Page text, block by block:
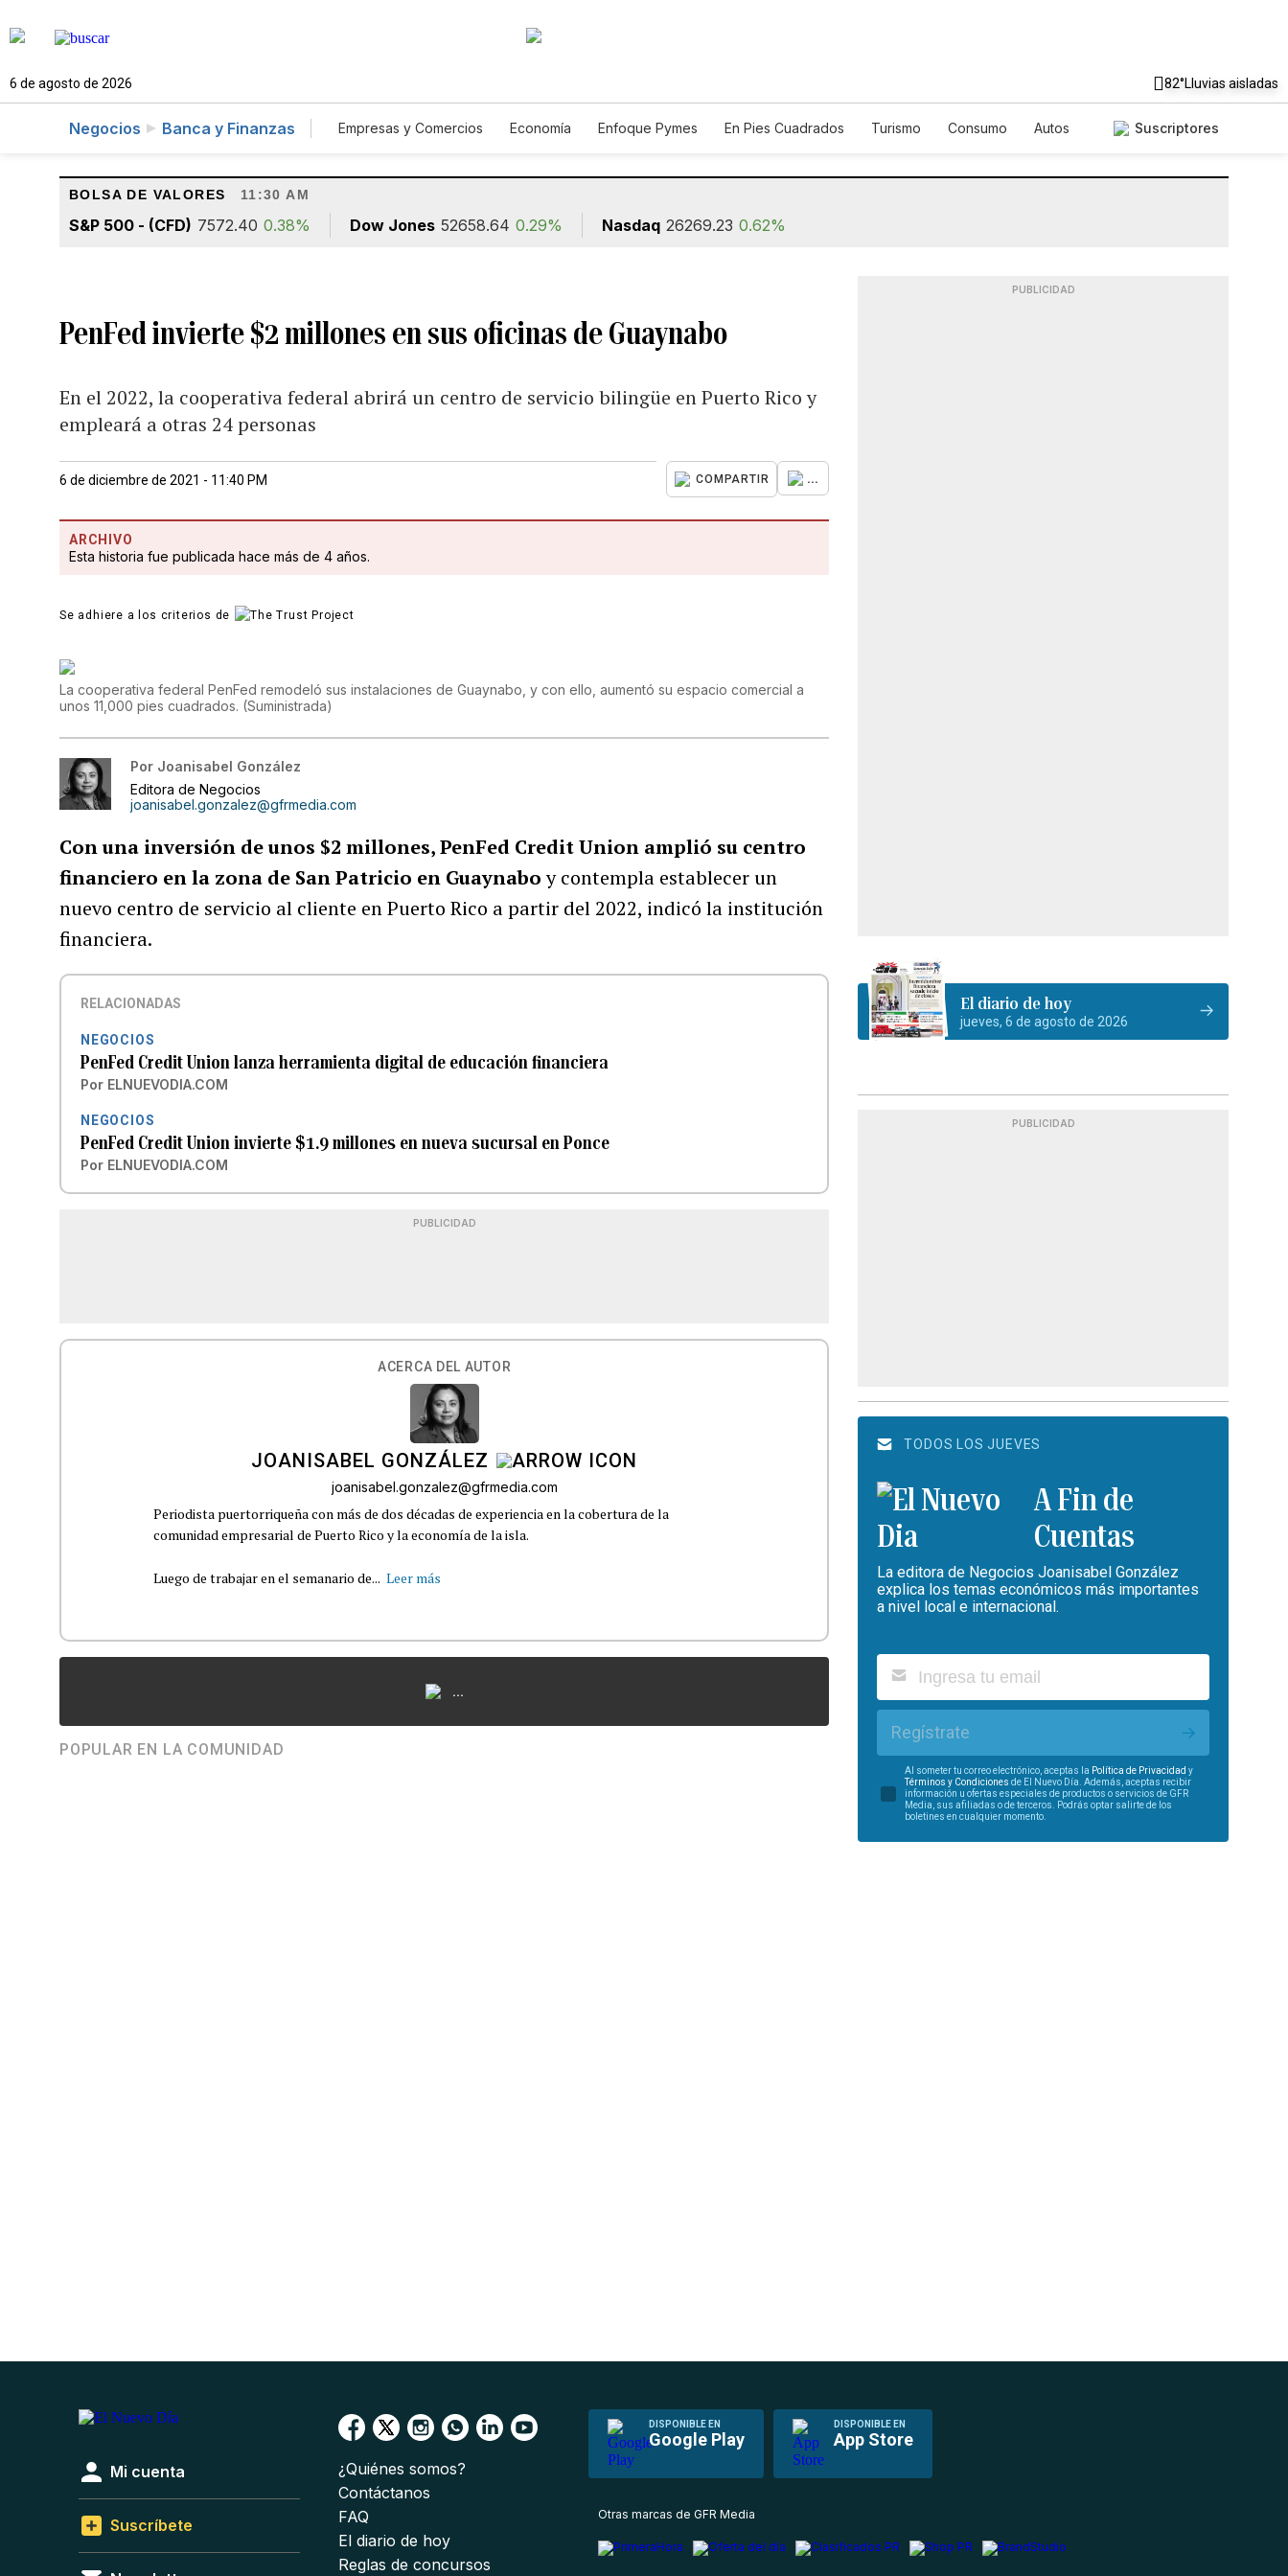
6 de agosto de 2026 82°Lluvias aisladas
Negocios Banca y Finanzas Empresas y Comercios Economía Enfoque Pymes En Pies Cuadrados Turismo Consumo
Autos
Suscriptores
BOLSA DE VALORES 11:30 AM
S&P 500 - (CFD) 7572.40 0.38% Dow Jones 52658.64 0.29% Nasdaq 26269.23 0.62%
PenFed invierte $2 millones en sus oficinas de Guaynabo
En el 2022, la cooperativa federal abrirá un centro de servicio bilingüe en Puerto Rico y
empleará a otras 24 personas
6 de diciembre de 2021 - 11:40 PM COMPARTIR ...
ARCHIVO
Esta historia fue publicada hace más de 4 años.
Se adhiere a los criterios de
La cooperativa federal PenFed remodeló sus instalaciones de Guaynabo, y con ello, aumentó su espacio comercial a
unos 11,000 pies cuadrados. (Suministrada)
Por Joanisabel González
Editora de Negocios
joanisabel.gonzalez@gfrmedia.com
Con una inversión de unos $2 millones, PenFed Credit Union amplió su centro
financiero en la zona de San Patricio en Guaynaboy contempla establecer un
nuevo centro de servicio al cliente en Puerto Rico a partir del 2022, indicó la institución
financiera.
RELACIONADAS
NEGOCIOS
PenFed Credit Union lanza herramienta digital de educación financiera
Por ELNUEVODIA.COM
NEGOCIOS
PenFed Credit Union invierte $1.9 millones en nueva sucursal en Ponce
Por ELNUEVODIA.COM
PUBLICIDAD
ACERCA DEL AUTOR
JOANISABEL GONZÁLEZ
joanisabel.gonzalez@gfrmedia.com
Periodista puertorriqueña con más de dos décadas de experiencia en la cobertura de la
comunidad empresarial de Puerto Rico y la economía de la isla.
Luego de trabajar en el semanario de... Leer más
...
POPULAR EN LA COMUNIDAD
PUBLICIDAD
El diario de hoy
jueves, 6 de agosto de 2026
PUBLICIDAD
TODOS LOS JUEVES
A Fin de
Cuentas
La editora de Negocios Joanisabel González
explica los temas económicos más importantes
a nivel local e internacional.
Regístrate
Al someter tu correo electrónico, aceptas la Política de Privacidad y
Términos y Condiciones de El Nuevo Día. Además, aceptas recibir
información u ofertas especiales de productos o servicios de GFR
Media, sus afiliadas o de terceros. Podrás optar salirte de los
boletines en cualquier momento.
DISPONIBLE EN
Google Play
DISPONIBLE EN
App Store
Mi cuenta
Suscríbete
¿Quiénes somos?
Contáctanos
FAQ
El diario de hoy
Reglas de concursos
Otras marcas de GFR Media